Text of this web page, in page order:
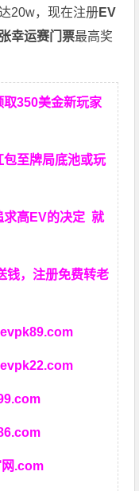
20w，现在注册EV
幸运赛门票最高奖
取350美金新玩家
至牌局底池或玩
求高EV的决定就
钱，注册免费转老
.com